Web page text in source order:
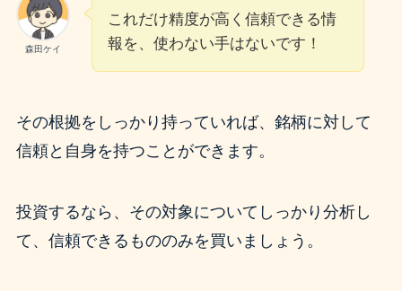
森田ケイ
これだけ精度が高く信頼できる情
報を、使わない手はないです！
その根拠をしっかり持っていれば、銘柄に対して
信頼と自身を持つことができます。
投資するなら、その対象についてしっかり分析し
て、信頼できるもののみを買いましょう。